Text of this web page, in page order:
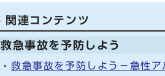
関連コンテンツ
救急事故を予防しよう
救急事故を予防しよう－急性ア